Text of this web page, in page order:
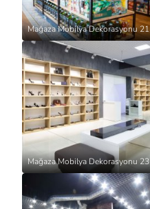
Mağaza Mobilya Dekorasyonu 21
Mağaza Mobilya Dekorasyonu 23